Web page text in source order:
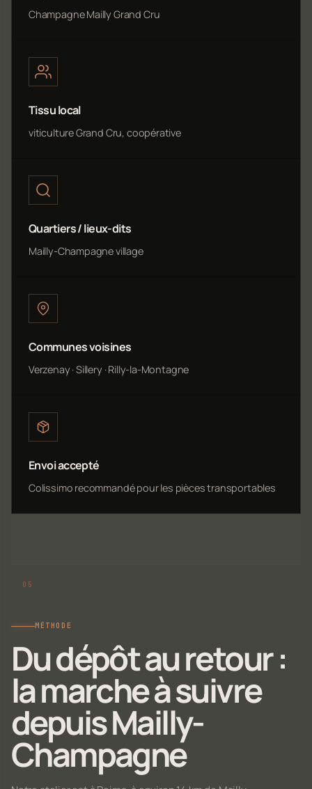
Champagne Mailly Grand Cru
Tissu local
viticulture Grand Cru, coopérative
Quartiers / lieux-dits
Mailly-Champagne village
Communes voisines
Verzenay · Sillery · Rilly-la-Montagne
Envoi accepté
Colissimo recommandé pour les pièces transportables
MÉTHODE
Du dépôt au retour :
la marche à suivre
depuis Mailly-
Champagne